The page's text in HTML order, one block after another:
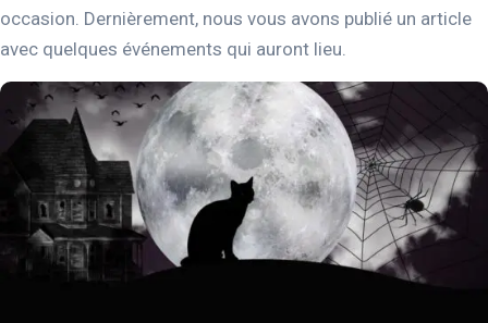
occasion. Dernièrement, nous vous avons publié un article
avec quelques événements qui auront lieu.